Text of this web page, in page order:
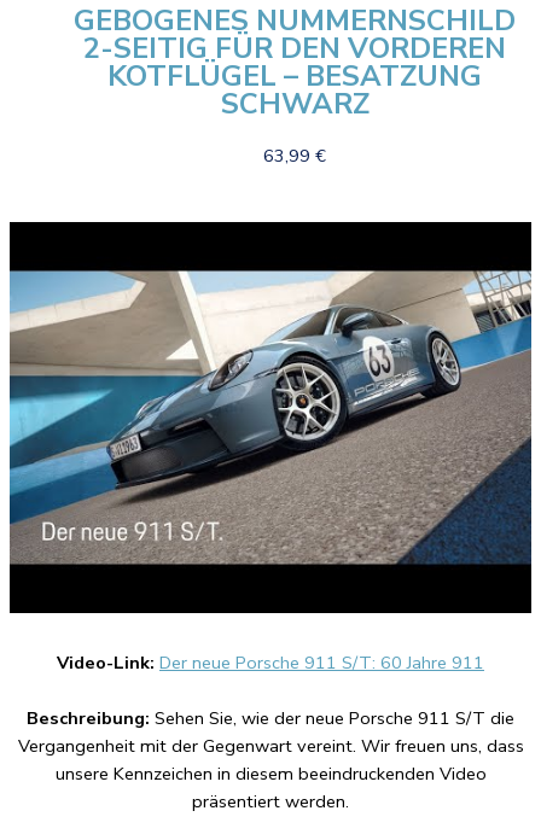
GEBOGENES NUMMERNSCHILD
2-SEITIG FÜR DEN VORDEREN
KOTFLÜGEL – BESATZUNG
SCHWARZ
63,99 €
Video-Link: Der neue Porsche 911 S/T: 60 Jahre 911
Beschreibung: Sehen Sie, wie der neue Porsche 911 S/T die
Vergangenheit mit der Gegenwart vereint. Wir freuen uns, dass
unsere Kennzeichen in diesem beeindruckenden Video
präsentiert werden.